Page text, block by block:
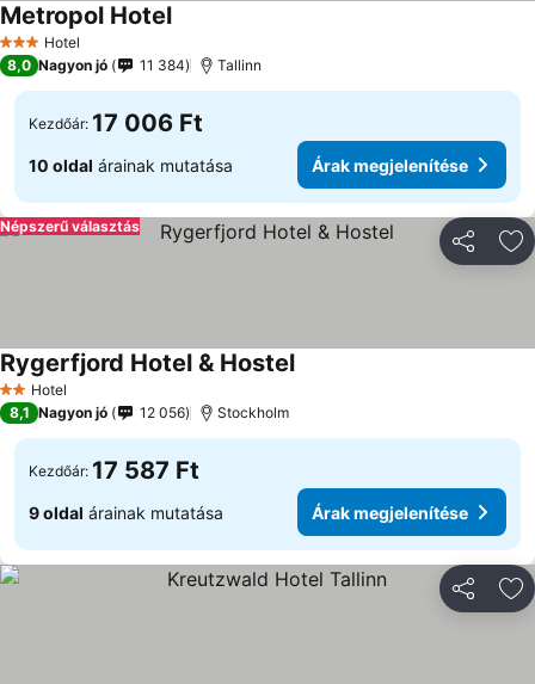
3 Kategória
Hotel
Metropol HotelÁrak megjelenítése
8,0 Nagyon jó 11 384 Tallinn
Kezdőár: 17 006 Ft
10 oldal árainak mutatása Árak megjelenítése
Népszerű választás
2 Kategória
Hotel
Rygerfjord Hotel & HostelÁrak megjelenítése
8,1 Nagyon jó 12 056 Stockholm
Kezdőár: 17 587 Ft
9 oldal árainak mutatása Árak megjelenítése